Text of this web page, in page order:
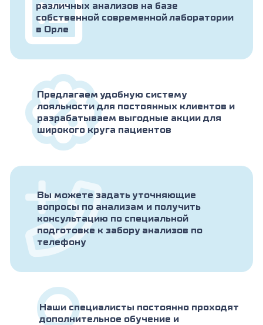
различных анализов на базе
собственной современной лаборатории
в Орле
Предлагаем удобную систему
лояльности для постоянных клиентов и
разрабатываем выгодные акции для
широкого круга пациентов
Вы можете задать уточняющие
вопросы по анализам и получить
консультацию по специальной
подготовке к забору анализов по
телефону
Наши специалисты постоянно проходят
дополнительное обучение и